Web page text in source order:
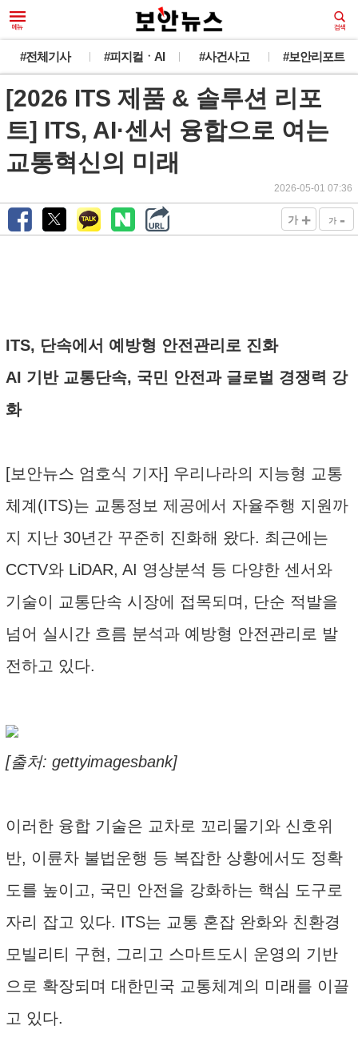
#전체기사 #피지컬ㆍAI #사건사고 #보안리포트
[2026 ITS 제품 & 솔루션 리포
트] ITS, AI·센서 융합으로 여는
교통혁신의 미래
2026-05-01 07:36
가 + 가 -
ITS, 단속에서 예방형 안전관리로 진화
AI 기반 교통단속, 국민 안전과 글로벌 경쟁력 강
화
[보안뉴스 엄호식 기자] 우리나라의 지능형 교통
체계(ITS)는 교통정보 제공에서 자율주행 지원까
지 지난 30년간 꾸준히 진화해 왔다. 최근에는
CCTV와 LiDAR, AI 영상분석 등 다양한 센서와
기술이 교통단속 시장에 접목되며, 단순 적발을
넘어 실시간 흐름 분석과 예방형 안전관리로 발
전하고 있다.
[출처: gettyimagesbank]
이러한 융합 기술은 교차로 꼬리물기와 신호위
반, 이륜차 불법운행 등 복잡한 상황에서도 정확
도를 높이고, 국민 안전을 강화하는 핵심 도구로
자리 잡고 있다. ITS는 교통 혼잡 완화와 친환경
모빌리티 구현, 그리고 스마트도시 운영의 기반
으로 확장되며 대한민국 교통체계의 미래를 이끌
고 있다.